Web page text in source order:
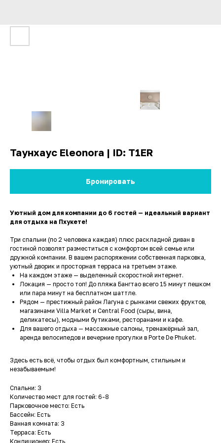
Таунхаус Eleonora | ID: T1ER
Бронировать
Уютный дом для компании до 6 гостей — идеальный вариант
для отдыха на Пхукете!
Три спальни (по 2 человека каждая) плюс раскладной диван в
гостиной позволят разместиться с комфортом всей семье или
дружной компании. В вашем распоряжении собственная парковка,
уютный дворик и просторная терраса на третьем этаже.
На каждом этаже — выделенный скоростной интернет.
Локация — просто топ! До пляжа Бангтао всего 15 минут пешком
или пара минут на бесплатном шаттле.
Рядом — престижный район Лагуна с рынками свежих фруктов,
магазинами Villa Market и Central Food (сыры, вина,
деликатесы), модными бутиками, ресторанами и кафе.
Для вашего отдыха — массажные салоны, тренажёрный зал,
аренда велосипедов и вечерние прогулки в Porte De Phuket.
Здесь есть всё, чтобы отдых был комфортным, стильным и
незабываемым!
Спальни: 3
Количество мест для гостей: 6-8
Парковочное место: Есть
Бассейн: Есть
Ванная комната: 3
Терраса: Есть
Кондиционер: Есть